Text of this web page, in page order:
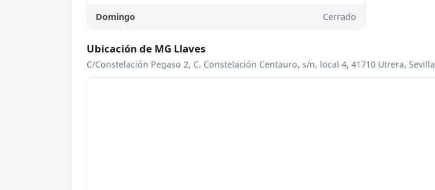
Domingo Cerrado
Ubicación de MG Llaves
C/Constelación Pegaso 2, C. Constelación Centauro, s/n, local 4, 41710 Utrera, Sevilla